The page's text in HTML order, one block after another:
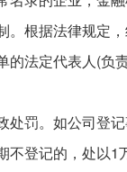
。根据法律规定
法定代表人(
处罚。如公司登
不登记的，处以1